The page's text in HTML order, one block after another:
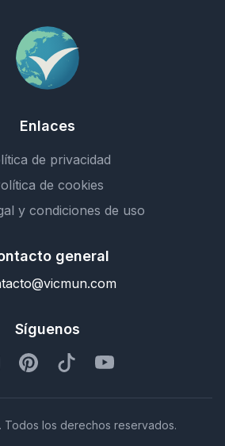
Enlaces
de privacidad
de cookies
y condiciones de uso
general
Síguenos
Todos los derechos reservados.